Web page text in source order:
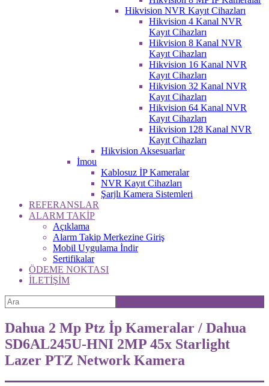
Hikvision NVR Kayıt Cihazları
Hikvision 4 Kanal NVR
Kayıt Cihazları
Hikvision 8 Kanal NVR
Kayıt Cihazları
Hikvision 16 Kanal NVR
Kayıt Cihazları
Hikvision 32 Kanal NVR
Kayıt Cihazları
Hikvision 64 Kanal NVR
Kayıt Cihazları
Hikvision 128 Kanal NVR
Kayıt Cihazları
Hikvision Aksesuarlar
İmou
Kablosuz İP Kameralar
NVR Kayıt Cihazları
Şarjlı Kamera Sistemleri
REFERANSLAR
ALARM TAKİP
Açıklama
Alarm Takip Merkezine Giriş
Mobil Uygulama İndir
Sertifikalar
ÖDEME NOKTASI
İLETİŞİM
Dahua 2 Mp Ptz İp Kameralar / Dahua
SD6AL245U-HNI 2MP 45x Starlight
Lazer PTZ Network Kamera